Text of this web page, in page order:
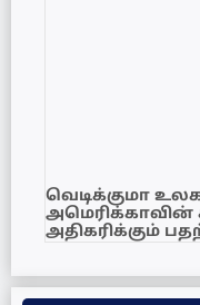
வெடிக்குமா
அமெரிக்காவின்
அதிகரிக்கும்